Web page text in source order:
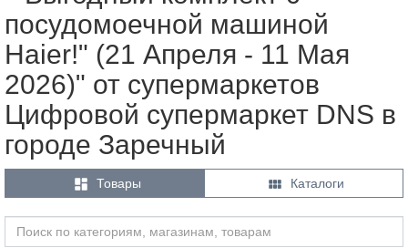
посудомоечной машиной
Haier!" (21 Апреля - 11 Мая
2026)" от супермаркетов
Цифровой супермаркет DNS в
городе Заречный
 Товары  Каталоги